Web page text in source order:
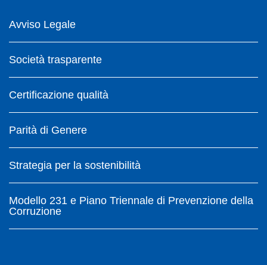
Avviso Legale
Società trasparente
Certificazione qualità
Parità di Genere
Strategia per la sostenibilità
Modello 231 e Piano Triennale di Prevenzione della
Corruzione